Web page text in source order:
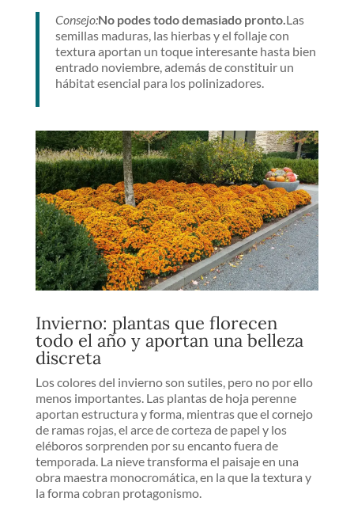
Consejo:No podes todo demasiado pronto.Las
semillas maduras, las hierbas y el follaje con
textura aportan un toque interesante hasta bien
entrado noviembre, además de constituir un
hábitat esencial para los polinizadores.
Invierno: plantas que florecen
todo el año y aportan una belleza
discreta
Los colores del invierno son sutiles, pero no por ello
menos importantes. Las plantas de hoja perenne
aportan estructura y forma, mientras que el cornejo
de ramas rojas, el arce de corteza de papel y los
eléboros sorprenden por su encanto fuera de
temporada. La nieve transforma el paisaje en una
obra maestra monocromática, en la que la textura y
la forma cobran protagonismo.